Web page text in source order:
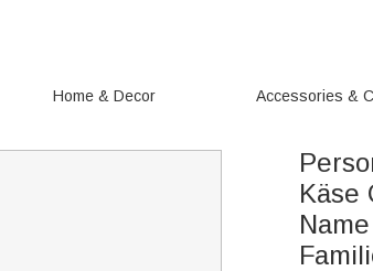
Home & Decor Accessories &
Käse